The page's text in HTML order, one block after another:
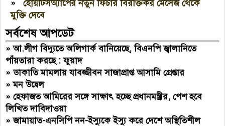
»হোয়াটসঅ্যাপের নতুন ফিচার বিরক্তিকর মেসেজ থেকে
মুক্তি দেবে
সর্বশেষ আপডেট
»আ.লীগ বিদ্যুতে অলিগার্ক বানিয়েছে, বিএনপি জ্বালানিতে
পাঁয়তারা করছে : ফুয়াদ
»ডাকাতি মামলায় যাবজ্জীবন সাজাপ্রাপ্ত আসামি গ্রেপ্তার
»মন উদ্বেল
»হেফাজত আমিরের সঙ্গে সাক্ষাৎ হচ্ছে প্রধানমন্ত্রীর, পেশ হবে
লিখিত দাবিদাওয়া
»জামায়াত-এনসিপি নন-ইস্যুকে ইস্যু করে দেশে অস্থিতিশীল